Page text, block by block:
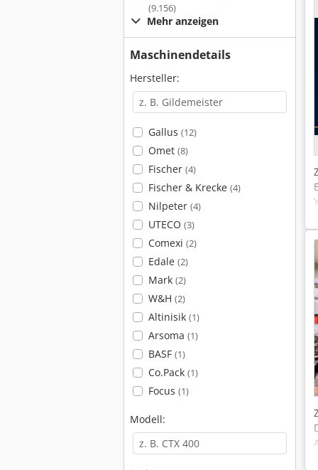
(9.156)
Mehr anzeigen
Maschinendetails
Hersteller:
Gallus (12)
Omet (8)
Fischer (4)
Fischer & Krecke (4)
Nilpeter (4)
UTECO (3)
Comexi (2)
Edale (2)
Mark (2)
W&H (2)
Altinisik (1)
Arsoma (1)
BASF (1)
Co.Pack (1)
Focus (1)
Modell: